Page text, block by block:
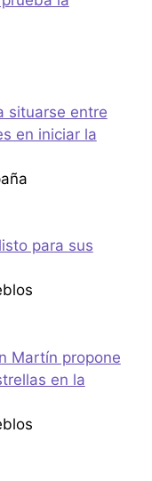
situarse entre
en iniciar la
para sus
Martín propone
en la